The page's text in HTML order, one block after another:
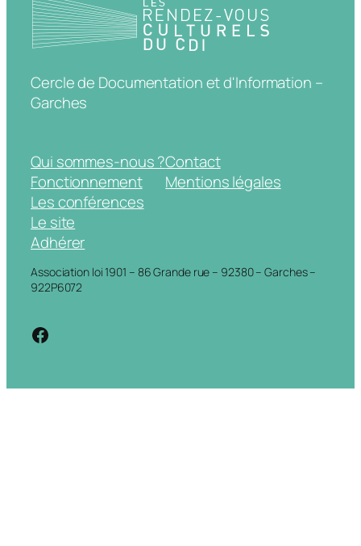
Cercle de Documentation et d'Information –
Garches
Qui sommes-nous ?
Fonctionnement
Les conférences
Le site
Adhérer
Contact
Mentions légales
Association loi 1901 – 86 Grande rue – 92380 – Garches –
922P6072
https://www.facebook.com/